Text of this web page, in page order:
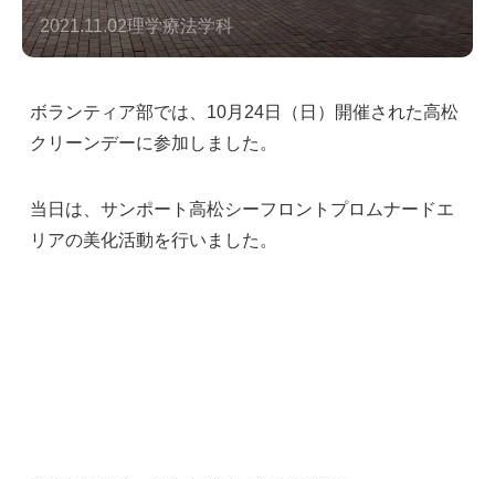
2021.11.02理学療法学科
ボランティア部では、10月24日（日）開催された高松
クリーンデーに参加しました。
当日は、サンポート高松シーフロントプロムナードエ
リアの美化活動を行いました。